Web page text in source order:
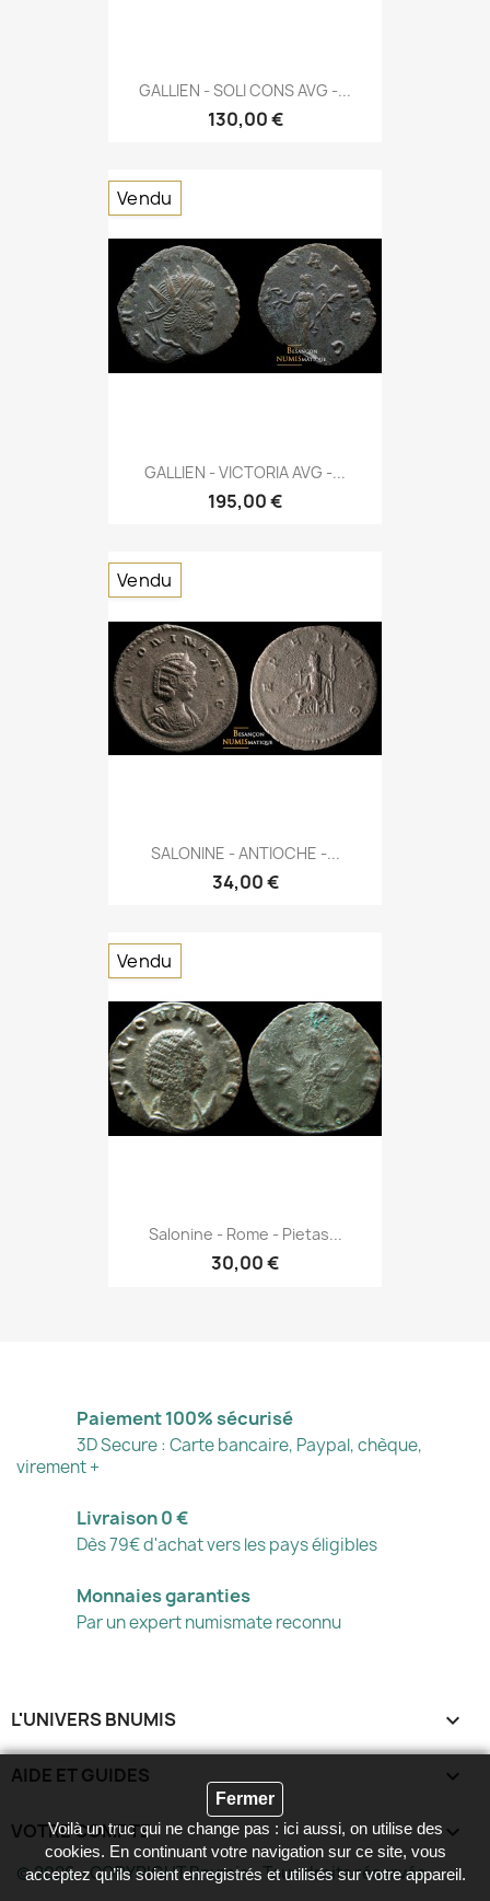
GALLIEN - SOLI CONS AVG -...
130,00 €
GALLIEN - VICTORIA AVG -...
195,00 €
Vendu
SALONINE - ANTIOCHE -...
34,00 €
Vendu
Salonine - Rome - Pietas...
30,00 €
Vendu
Paiement 100% sécurisé
3D Secure : Carte bancaire, Paypal, chèque,
virement +
Livraison 0 €
Dès 79€ d'achat vers les pays éligibles
Monnaies garanties
Par un expert numismate reconnu
L'UNIVERS BNUMIS 
AIDE ET GUIDES 
VOTRE COMPTE 
Voilà un truc qui ne change pas : ici aussi, on utilise des
cookies. En continuant votre navigation sur ce site, vous
acceptez qu’ils soient enregistrés et utilisés sur votre appareil.
Fermer
© 2026 - COPYRIGHT Bnumis - Tous droits réservés